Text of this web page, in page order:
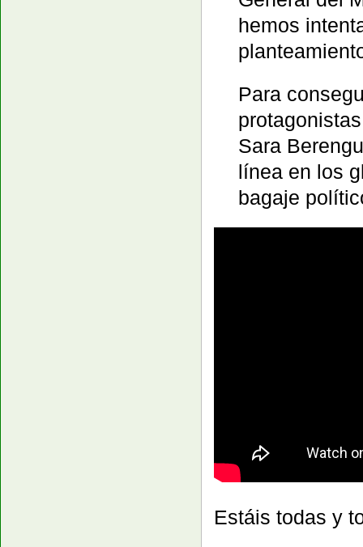
hemos
Para
Sara
línea en los
bagaje
Estáis todas y